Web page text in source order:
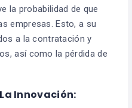
la probabilidad de que
empresas. Esto, a su
a la contratación y
así como la pérdida de
Innovación: